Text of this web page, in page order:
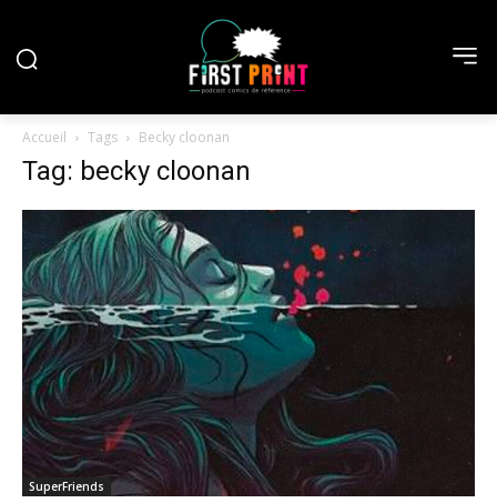
Accueil Tags Becky cloonan
Tag: becky cloonan
SuperFriends